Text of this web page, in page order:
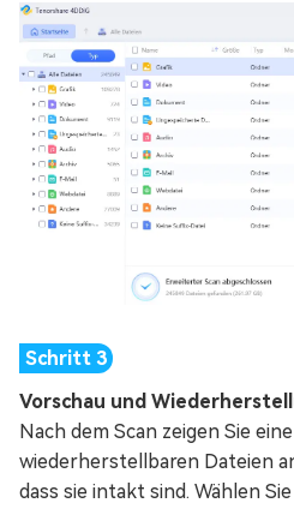
Vorschau und
Nach dem Scan zeigen Sie
wiederherstellbaren Dateien
dass sie intakt sind. Wählen